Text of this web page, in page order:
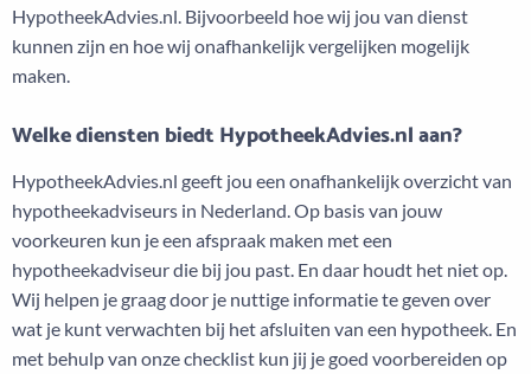
HypotheekAdvies.nl. Bijvoorbeeld hoe wij jou van dienst
kunnen zijn en hoe wij onafhankelijk vergelijken mogelijk
maken.
Welke diensten biedt HypotheekAdvies.nl aan?
HypotheekAdvies.nl geeft jou een onafhankelijk overzicht van
hypotheekadviseurs in Nederland. Op basis van jouw
voorkeuren kun je een afspraak maken met een
hypotheekadviseur die bij jou past. En daar houdt het niet op.
Wij helpen je graag door je nuttige informatie te geven over
wat je kunt verwachten bij het afsluiten van een hypotheek. En
met behulp van onze checklist kun jij je goed voorbereiden op